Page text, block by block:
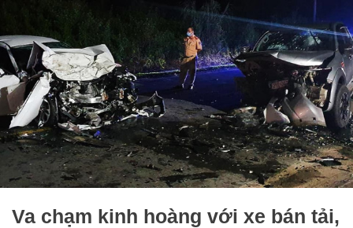
Va chạm kinh hoàng với xe bán tải,